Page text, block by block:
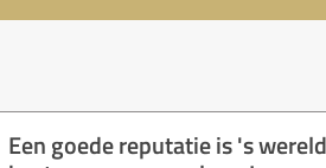
Een goede reputatie is 's